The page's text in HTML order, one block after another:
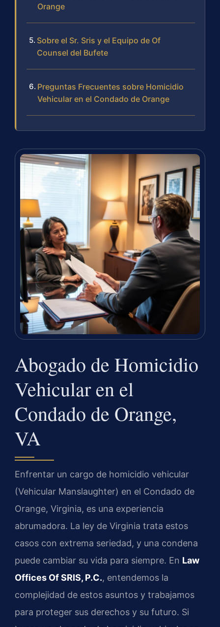
Orange
Sobre el Sr. Sris y el Equipo de Of
Counsel del Bufete
Preguntas Frecuentes sobre Homicidio
Vehicular en el Condado de Orange
Abogado de Homicidio
Vehicular en el
Condado de Orange,
VA
Enfrentar un cargo de homicidio vehicular
(Vehicular Manslaughter) en el Condado de
Orange, Virginia, es una experiencia
abrumadora. La ley de Virginia trata estos
casos con extrema seriedad, y una condena
puede cambiar su vida para siempre. En Law
Offices Of SRIS, P.C., entendemos la
complejidad de estos asuntos y trabajamos
para proteger sus derechos y su futuro. Si